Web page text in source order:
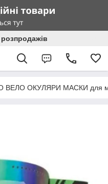
ОКУЛЯРИ МАСКИ для